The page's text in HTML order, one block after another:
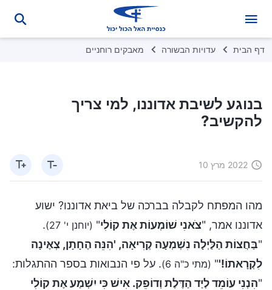
דף הבית עדויות הבשורה מאבקים רוחניים
בנוגע לשיבת אדוננו, למי צריך
להקשיב?
2022 מרץ 10
מהו המפתח לקבלה בברכה של ביאת אדוננו? ישוע
אדוננו אמר, "צֺאנִי שׁוֹמְעוֹת אֶת קוֹלִי" (יוחנן י' 27)
.
"בַּחֲצוֹת הַלַּיְלָה נִשְׁמְעָה קְרִיאָה, 'הִנֵּה הֶחָתָן, צְאֶינָה
לִקְרָאתוֹ!'" (מתי כ"ה 6)
. על פי הנבואות בספר ההתגלות:
"הִנְנִי עוֹמֵד לְיַד הַדֶּלֶת וְדוֹפֵק. אִישׁ כִּי יִשְׁמַע אֶת קוֹלִי